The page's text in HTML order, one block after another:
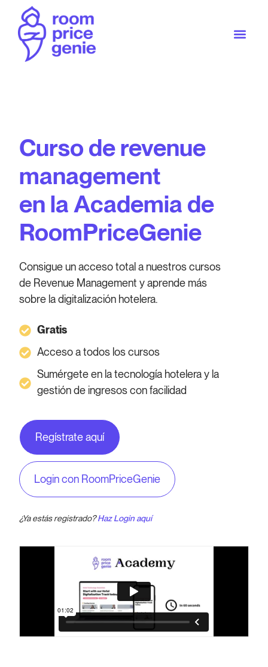
Curso de revenue
management
en la Academia de
RoomPriceGenie
Consigue un acceso total a nuestros cursos
de Revenue Management y aprende más
sobre la digitalización hotelera.
Gratis
Acceso a todos los cursos
Sumérgete en la tecnología hotelera y la
gestión de ingresos con facilidad
Regístrate aquí
Login con RoomPriceGenie
¿Ya estás registrado?Haz Login aquí